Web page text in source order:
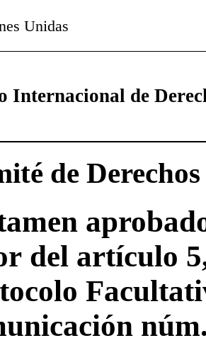
Unidas
Internacional de
de
del artículo